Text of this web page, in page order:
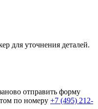
для уточнения деталей.
отправить форму
по номеру +7 (495) 212-